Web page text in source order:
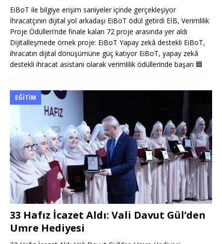
EiBoT ile bilgiye erişim saniyeler içinde gerçekleşiyor
İhracatçının dijital yol arkadaşı EiBoT ödül getirdi EİB, Verimlilik
Proje Ödülleri’nde finale kalan 72 proje arasında yer aldı
Dijitalleşmede örnek proje: EiBoT Yapay zekâ destekli EiBoT,
ihracatın dijital dönüşümüne güç katıyor EiBoT, yapay zekâ
destekli ihracat asistanı olarak verimlilik ödüllerinde başarı 🟦
EĞITIM
33 Hafız İcazet Aldı: Vali Davut Gül’den
Umre Hediyesi